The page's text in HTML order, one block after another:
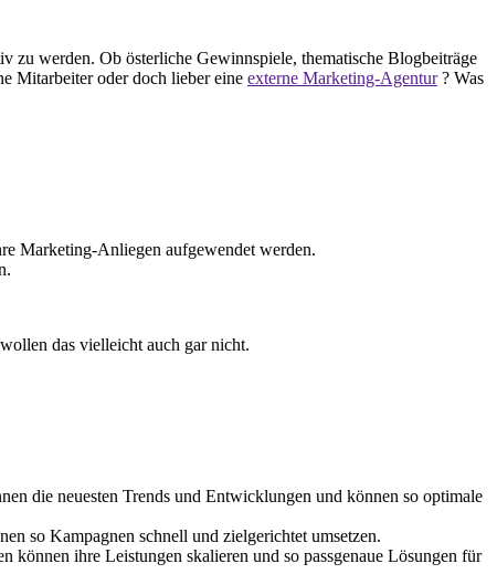
zu werden. Ob österliche Gewinnspiele, thematische Blogbeiträge
Mitarbeiter oder doch lieber eine externe Marketing-Agentur? Was
Marketing-Anliegen aufgewendet werden.
das vielleicht auch gar nicht.
die neuesten Trends und Entwicklungen und können so optimale
so Kampagnen schnell und zielgerichtet umsetzen.
ihre Leistungen skalieren und so passgenaue Lösungen für